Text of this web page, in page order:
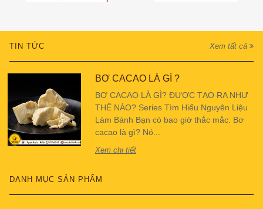
TIN TỨC Xem tất cả
BƠ CACAO LÀ GÌ ?
BƠ CACAO LÀ GÌ? ĐƯỢC TẠO RA NHƯ
THẾ NÀO? Series Tìm Hiểu Nguyên Liệu
Làm Bánh Bạn có bao giờ thắc mắc: Bơ
cacao là gì? Nó...
Xem chi tiết
DANH MỤC SẢN PHẨM